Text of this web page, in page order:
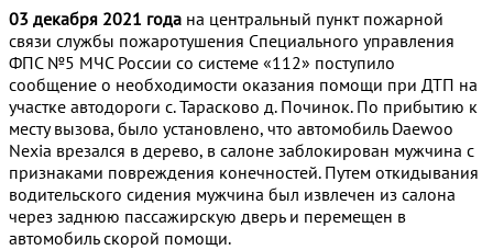
03 декабря 2021 года на центральный пункт пожарной
связи службы пожаротушения Специального управления
ФПС №5 МЧС России со системе «112» поступило
сообщение о необходимости оказания помощи при ДТП на
участке автодороги с. Тарасково д. Починок. По прибытию к
месту вызова, было установлено, что автомобиль Daewoo
Nexia врезался в дерево, в салоне заблокирован мужчина с
признаками повреждения конечностей. Путем откидывания
водительского сидения мужчина был извлечен из салона
через заднюю пассажирскую дверь и перемещен в
автомобиль скорой помощи.